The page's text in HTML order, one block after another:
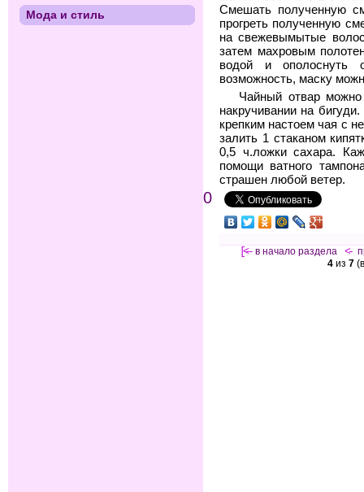
Смешать полученную
прогреть полученную
на свежевымытые
затем махровым
водой и ополоснуть
возможность, маску
Чайный отвар можно
накручивании на
крепким настоем чая с
залить 1 стаканом
0,5 ч.ложки сахара.
помощи ватного
страшен любой ветер.
0
[<— в начало раздела <-
4из 7
Мода и стиль